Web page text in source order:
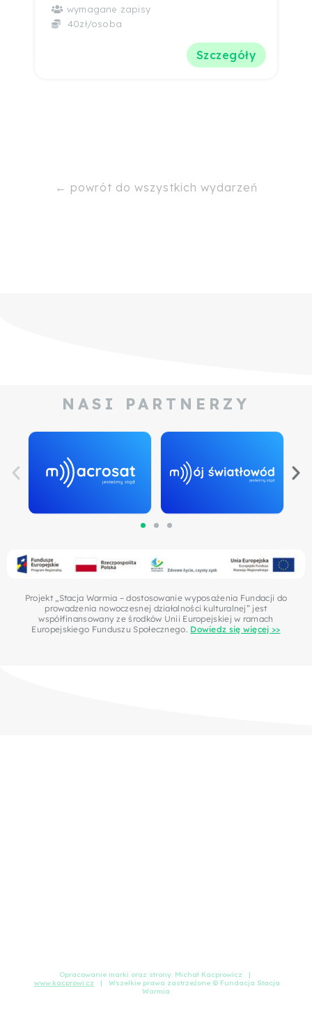
wymagane zapisy
40zł/osoba
Szczegóły
← powrót do wszystkich wydarzeń
NASI PARTNERZY
Projekt „Stacja Warmia – dostosowanie wyposażenia Fundacji do
prowadzenia nowoczesnej działalności kulturalnej” jest
współfinansowany ze środków Unii Europejskiej w ramach
Europejskiego Funduszu Społecznego. Dowiedz się więcej >>
Opracowanie marki oraz strony: Michał Kacprowicz |
www.kacprowi.cz | Wszelkie prawa zastrzeżone © Fundacja Stacja
Warmia